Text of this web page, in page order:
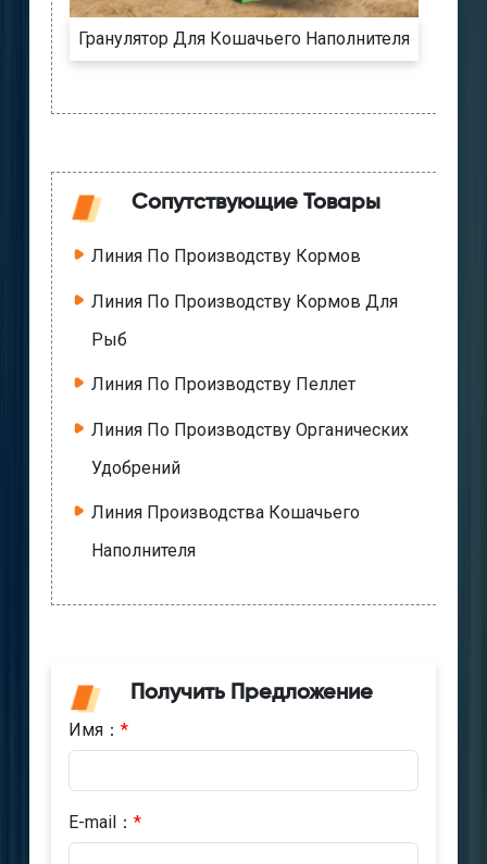
Гранулятор Для Кошачьего Наполнителя
Сопутствующие Товары
Линия По Производству Кормов
Линия По Производству Кормов Для
Рыб
Линия По Производству Пеллет
Линия По Производству Органических
Удобрений
Линия Производства Кошачьего
Наполнителя
Получить Предложение
Имя： *
E-mail： *